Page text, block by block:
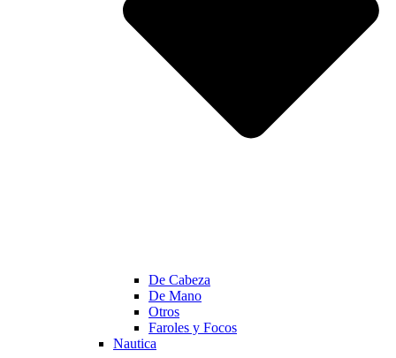
De Cabeza
De Mano
Otros
Faroles y Focos
Nautica